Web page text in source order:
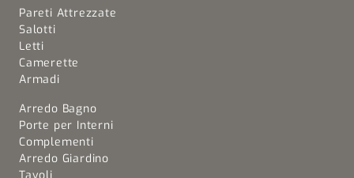
Pareti Attrezzate
Salotti
Letti
Camerette
Armadi
Arredo Bagno
Porte per Interni
Complementi
Arredo Giardino